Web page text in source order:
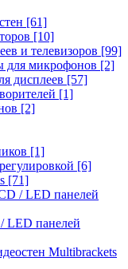
[61]
[10]
и телевизоров [99]
для микрофонов [2]
дисплеев [57]
[1]
[2]
[1]
[6]
[71]
/ LED панелей
LED панелей
Multibrackets